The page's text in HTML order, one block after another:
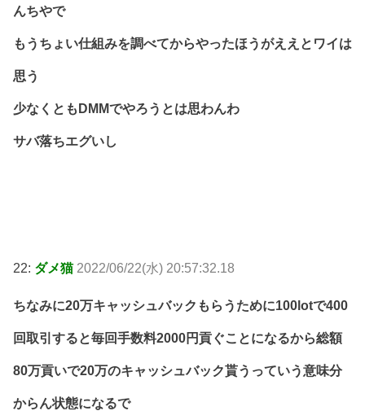
んちやで
もうちょい仕組みを調べてからやったほうがええとワイは
思う
少なくともDMMでやろうとは思わんわ
サバ落ちエグいし
22: ダメ猫 2022/06/22(水) 20:57:32.18
ちなみに20万キャッシュバックもらうために100lotで400
回取引すると毎回手数料2000円貢ぐことになるから総額
80万貢いで20万のキャッシュバック貰うっていう意味分
からん状態になるで